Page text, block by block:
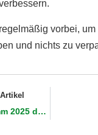
vorbei, um
und nichts zu
Jahresprogramm 2025 der Umweltstation Mooseum Bächingen